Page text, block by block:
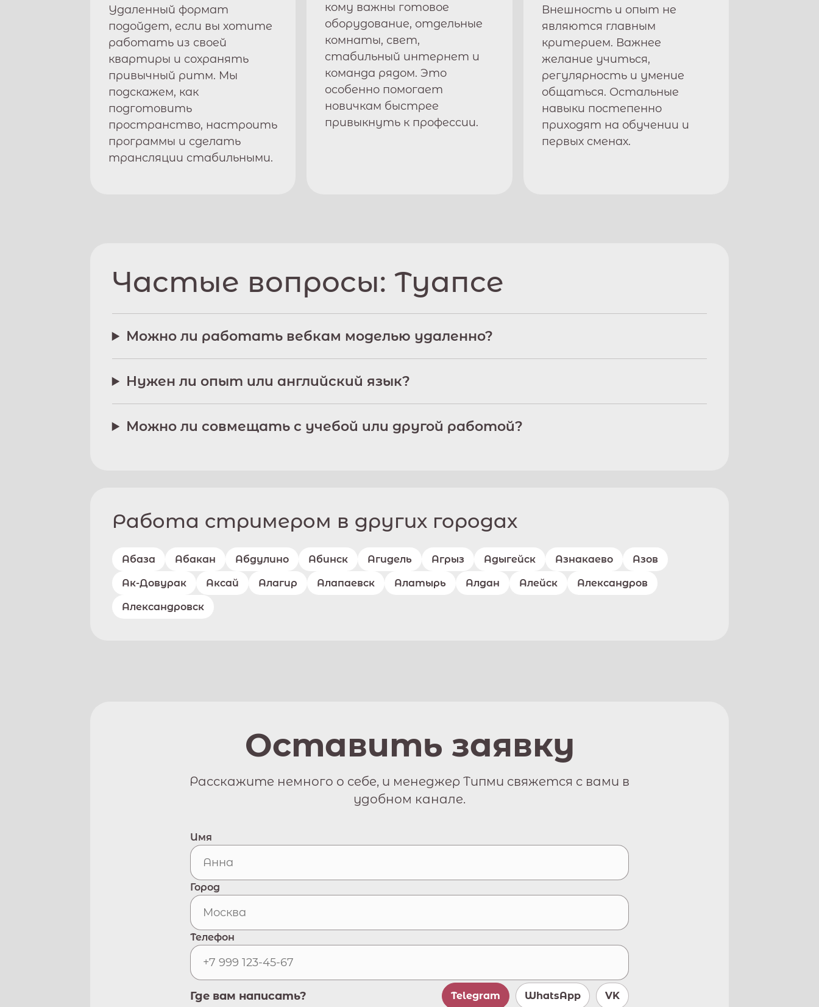
Удаленный формат
подойдет, если вы хотите
работать из своей
квартиры и сохранять
привычный ритм. Мы
подскажем, как
подготовить
пространство, настроить
программы и сделать
трансляции стабильными.
кому важны готовое
оборудование, отдельные
комнаты, свет,
стабильный интернет и
команда рядом. Это
особенно помогает
новичкам быстрее
привыкнуть к профессии.
Внешность и опыт не
являются главным
критерием. Важнее
желание учиться,
регулярность и умение
общаться. Остальные
навыки постепенно
приходят на обучении и
первых сменах.
Частые вопросы: Туапсе
Можно ли работать вебкам моделью удаленно?
Нужен ли опыт или английский язык?
Можно ли совмещать с учебой или другой работой?
Работа стримером в других городах
Абаза Абакан Абдулино Абинск Агидель Агрыз Адыгейск Азнакаево Азов
Ак-Довурак Аксай Алагир Алапаевск Алатырь Алдан Алейск Александров
Александровск
Оставить заявку
Расскажите немного о себе, и менеджер Типми свяжется с вами в
удобном канале.
Имя
Город
Телефон
Где вам написать? Telegram WhatsApp VK